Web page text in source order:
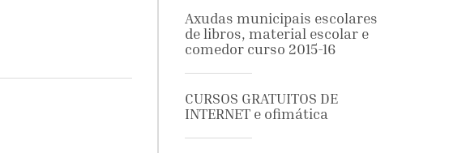
Axudas municipais escolares
de libros, material escolar e
comedor curso 2015-16
CURSOS GRATUITOS DE
INTERNET e ofimática